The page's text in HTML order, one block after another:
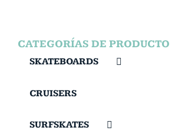
CATEGORÍAS DE PRODUCTO
SKATEBOARDS
CRUISERS
SURFSKATES